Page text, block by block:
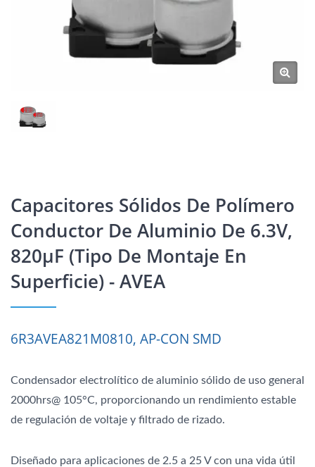
Capacitores Sólidos De Polímero
Conductor De Aluminio De 6.3V,
820μF (tipo De Montaje En
Superficie) - AVEA
6R3AVEA821M0810, AP-CON SMD
Condensador electrolítico de aluminio sólido de uso general
2000hrs@ 105°C, proporcionando un rendimiento estable
de regulación de voltaje y filtrado de rizado.
Diseñado para aplicaciones de 2.5 a 25 V con una vida útil